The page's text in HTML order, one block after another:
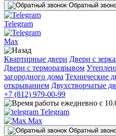
Обратный
Telegram
Max
Квартирные двери Двери с
Двери с терморазрывом
загородного дома Технические
открыванием Двухстворчатые
+7 (812) 979-00-99
ежедневно с
Telegram
Max
Обратный